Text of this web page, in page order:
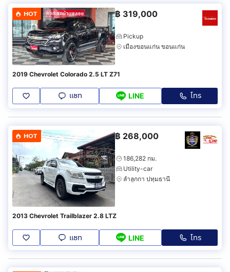
HOT ฿ 319,000
Pickup
เมืองขอนแก่น ขอนแก่น
2019 Chevrolet Colorado 2.5 LT Z71
แชท LINE โทร
HOT ฿ 268,000
186,282 กม.
Utility-car
ลำลูกกา ปทุมธานี
2013 Chevrolet Trailblazer 2.8 LTZ
แชท LINE โทร